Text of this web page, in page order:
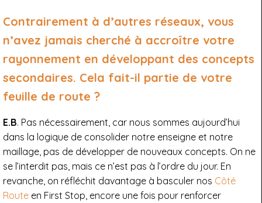
Contrairement à d’autres réseaux, vous
n’avez jamais cherché à accroître votre
rayonnement en développant des concepts
secondaires. Cela fait-il partie de votre
feuille de route ?
E.B. Pas nécessairement, car nous sommes aujourd’hui
dans la logique de consolider notre enseigne et notre
maillage, pas de développer de nouveaux concepts. On ne
se l’interdit pas, mais ce n’est pas à l’ordre du jour. En
revanche, on réfléchit davantage à basculer nos Côté
Route en First Stop, encore une fois pour renforcer